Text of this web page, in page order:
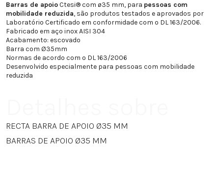
Barras de apoioCtesi® com ø35 mm, para pessoas com
mobilidade reduzida, são produtos testados e aprovados por
Laboratório Certificado em conformidade com o DL 163/2006.
Fabricado em aço inox AISI 304
Acabamento: escovado
Barra com Ø35mm
Normas de acordo com o DL 163/2006
Desenvolvido especialmente para pessoas com mobilidade
reduzida
RECTA BARRA DE APOIO Ø35 MM
BARRAS DE APOIO Ø35 MM